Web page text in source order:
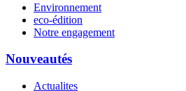
Environnement
eco-édition
Notre engagement
Nouveautés
Actualites